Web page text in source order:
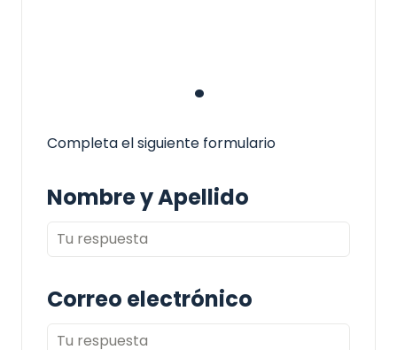
.
Completa el siguiente formulario
Nombre y Apellido
Correo electrónico